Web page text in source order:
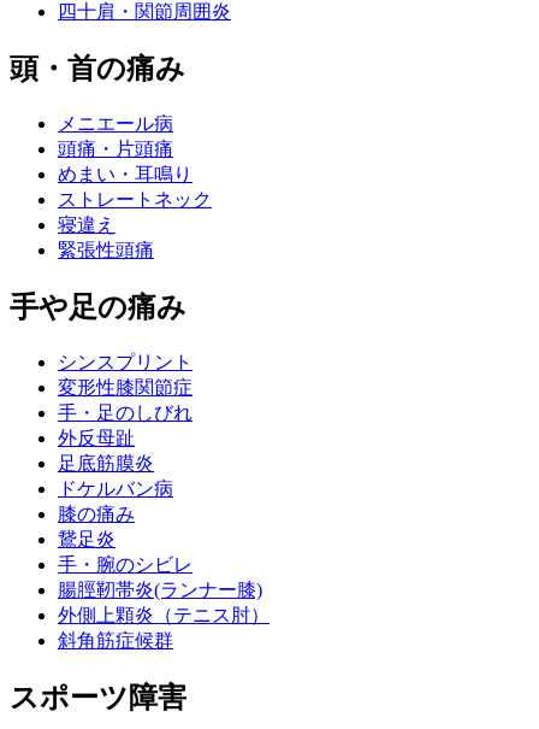
四十肩・関節周囲炎
頭・首の痛み
メニエール病
頭痛・片頭痛
めまい・耳鳴り
ストレートネック
寝違え
緊張性頭痛
手や足の痛み
シンスプリント
変形性膝関節症
手・足のしびれ
外反母趾
足底筋膜炎
ドケルバン病
膝の痛み
鵞足炎
手・腕のシビレ
腸脛靭帯炎(ランナー膝)
外側上顆炎（テニス肘）
斜角筋症候群
スポーツ障害